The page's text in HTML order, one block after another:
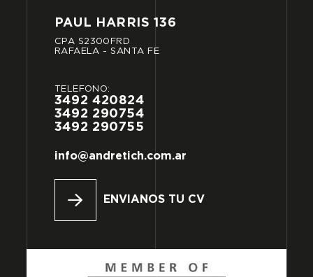
PAUL HARRIS 136
CPA S2300FRD
RAFAELA
- SANTA FE
TELÉFONO:
3492 420824
3492 290754
3492 290755
info@andretich.com.ar
ENVIANOS TU CV